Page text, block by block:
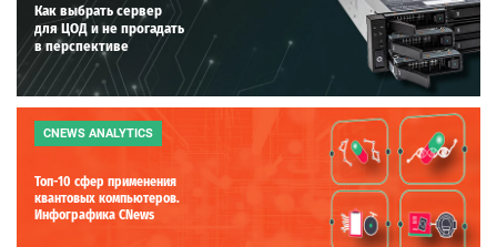
Как выбрать сервер
для ЦОД и не прогадать
в перспективе
CNEWS ANALYTICS
Топ-10 сфер применения
квантовых компьютеров.
Инфографика CNews